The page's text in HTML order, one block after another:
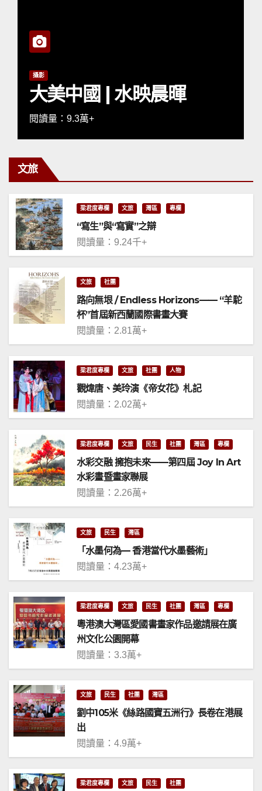
攝影
大美中國 | 水映晨暉
閱讀量：9.3萬+
文旅
梁君度專欄 文旅 灣區 專欄
“寫生”與“寫實”之辯
閱讀量：9.24千+
文旅 社團
路向無垠 / Endless Horizons—— “羊駝
杯”首屆新西蘭國際書畫大賽
閱讀量：2.81萬+
梁君度專欄 文旅 社團 人物
觀煒唐、美玲演《帝女花》札記
閱讀量：2.02萬+
梁君度專欄 文旅 民生 社團 灣區 專欄
水彩交融 擁抱未來——第四屆 Joy In Art
水彩畫暨畫家聯展
閱讀量：2.26萬+
文旅 民生 灣區
「水墨何為— 香港當代水墨藝術」
閱讀量：4.23萬+
梁君度專欄 文旅 民生 社團 灣區 專欄
粵港澳大灣區愛國書畫家作品邀請展在廣
州文化公園開幕
閱讀量：3.3萬+
文旅 民生 社團 灣區
劉中105米《絲路國寶五洲行》長卷在港展
出
閱讀量：4.9萬+
梁君度專欄 文旅 民生 社團